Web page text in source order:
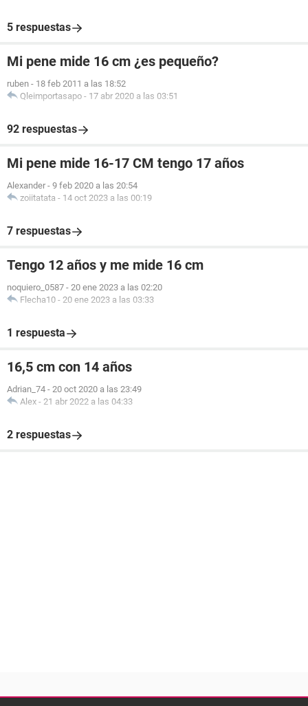
5 respuestas
Mi pene mide 16 cm ¿es pequeño?
ruben - 18 feb 2011 a las 18:52
Qleimportasapo - 17 abr 2020 a las 03:51
92 respuestas
Mi pene mide 16-17 CM tengo 17 años
Alexander - 9 feb 2020 a las 20:54
zoiitatata - 14 oct 2023 a las 00:19
7 respuestas
Tengo 12 años y me mide 16 cm
noquiero_0587 - 20 ene 2023 a las 02:20
Flecha10 - 20 ene 2023 a las 03:33
1 respuesta
16,5 cm con 14 años
Adrian_74 - 20 oct 2020 a las 23:49
Alex - 21 abr 2022 a las 04:33
2 respuestas